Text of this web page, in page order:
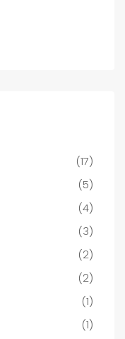
(17)
(5)
(4)
(3)
(2)
(2)
(1)
(1)